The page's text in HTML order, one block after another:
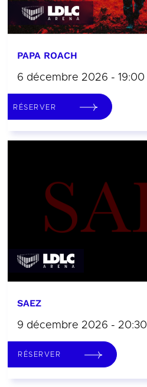
PAPA ROACH
6 décembre 2026 - 19:00
RÉSERVER
SAEZ
9 décembre 2026 - 20:30
RÉSERVER